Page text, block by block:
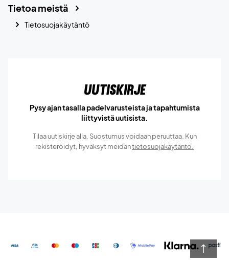
Tietoa meistä
Tietosuojakäytäntö
Uutiskirje
Pysy ajan tasalla padelvarusteista ja tapahtumista
liittyvistä uutisista.
Tilaa uutiskirje alla. Suostumus voidaan peruuttaa. Kun
rekisteröidyt, hyväksyt meidäntietosuojakäytäntö.